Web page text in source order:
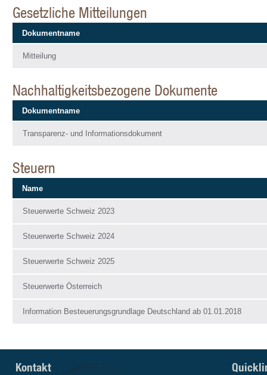
Gesetzliche Mitteilungen
Dokumentname
Mitteilung
Nachhaltigkeitsbezogene Dokumente
Dokumentname
Transparenz- und Informationsdokument
Steuern
Name
Steuerwerte Schweiz 2023
Steuerwerte Schweiz 2024
Steuerwerte Schweiz 2025
Steuerwerte Österreich
Information Besteuerungsgrundlage Deutschland ab 01.01.2018
Kontakt